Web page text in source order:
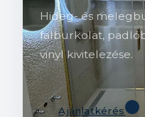
Hideg- és
falburkolat,
vinyl kivitelezése.
Ajánlatkérés